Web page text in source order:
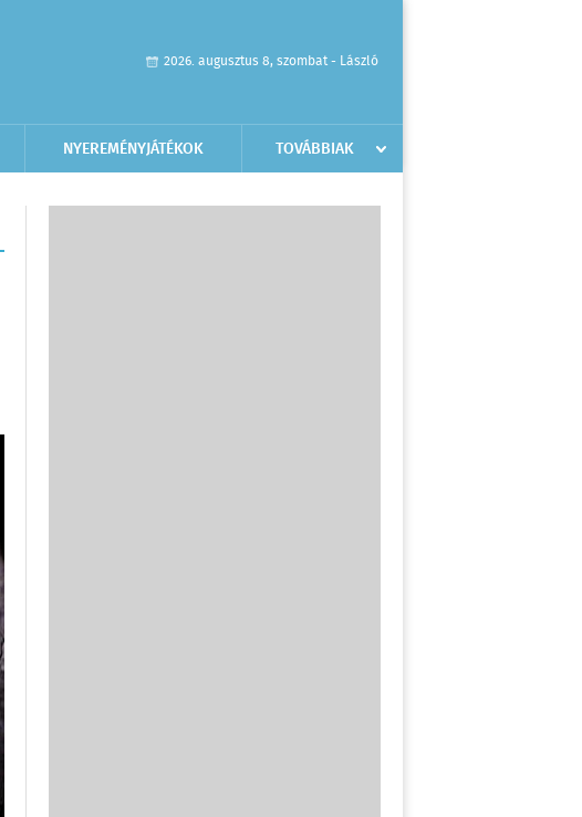
2026. augusztus 8, szombat - László
NYEREMÉNYJÁTÉKOK TOVÁBBIAK